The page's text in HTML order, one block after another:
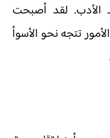
الأدب. لقد أصبحت
تتجه نحو الأسوأ